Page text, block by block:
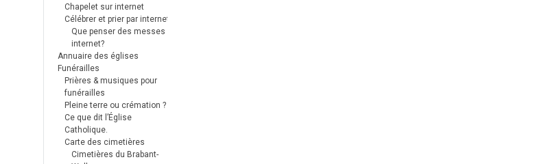
Chapelet sur internet
Célébrer et prier par internet
Que penser des messes
internet?
Annuaire des églises
Funérailles
Prières & musiques pour
funérailles
Pleine terre ou crémation ?
Ce que dit l’Église
Catholique.
Carte des cimetières
Cimetières du Brabant-